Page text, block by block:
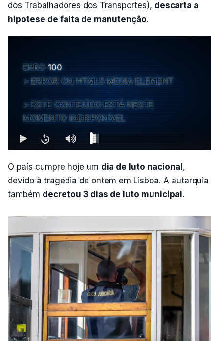
dos Trabalhadores dos Transportes), descarta a
hipotese de falta de manutenção.
ERRO 100
ERROR ON HTML5 MEDIA ELEMENT
ESTE CONTEÚDO ESTÁ NESTE
MOMENTO INDISPONÍVEL
O país cumpre hoje um dia de luto nacional ,
devido à tragédia de ontem em Lisboa. A autarquia
também decretou 3 dias de luto municipal .